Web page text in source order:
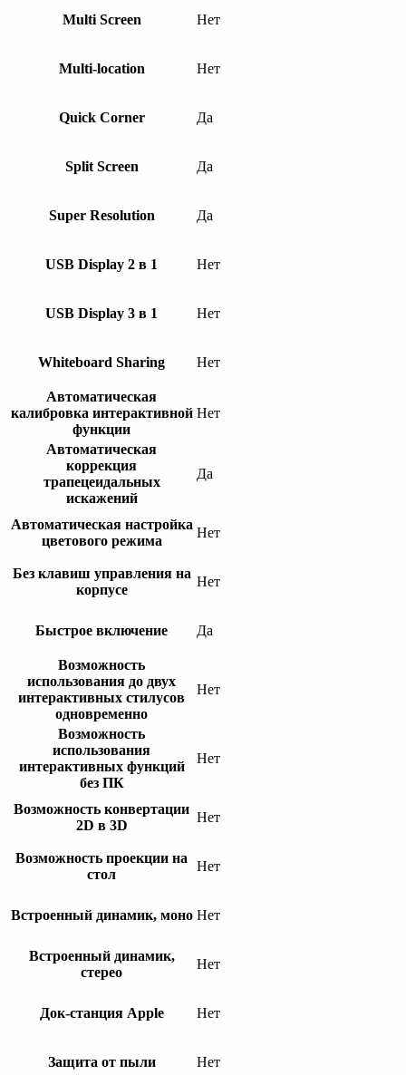
Multi Screen Нет
Multi-location Нет
Quick Corner Да
Split Screen Да
Super Resolution Да
USB Display 2 в 1 Нет
USB Display 3 в 1 Нет
Whiteboard Sharing Нет
Автоматическая
калибровка интерактивной
функции
Нет
Автоматическая
коррекция
трапецеидальных
искажений
Да
Автоматическая настройка
цветового режима
Нет
Без клавиш управления на
корпусе
Нет
Быстрое включение Да
Возможность
использования до двух
интерактивных стилусов
одновременно
Нет
Возможность
использования
интерактивных функций
без ПК
Нет
Возможность конвертации
2D в 3D
Нет
Возможность проекции на
стол
Нет
Встроенный динамик, моно Нет
Встроенный динамик,
стерео
Нет
Док-станция Apple Нет
Защита от пыли Нет